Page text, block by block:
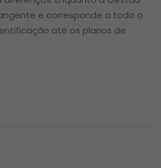
e corresponde a todo o
até os planos de